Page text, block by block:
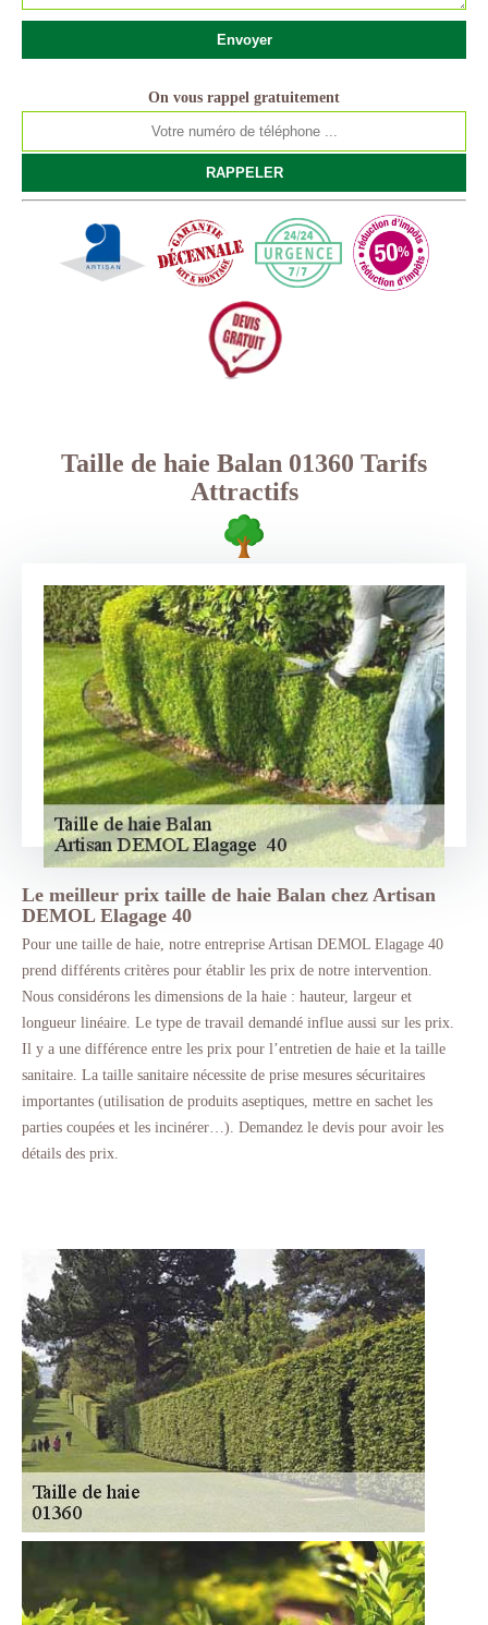
On vous rappel gratuitement
Taille de haie Balan 01360 Tarifs
Attractifs
Le meilleur prix taille de haie Balan chez Artisan
DEMOL Elagage 40
Pour une taille de haie, notre entreprise Artisan DEMOL Elagage 40
prend différents critères pour établir les prix de notre intervention.
Nous considérons les dimensions de la haie : hauteur, largeur et
longueur linéaire. Le type de travail demandé influe aussi sur les prix.
Il y a une différence entre les prix pour l’entretien de haie et la taille
sanitaire. La taille sanitaire nécessite de prise mesures sécuritaires
importantes (utilisation de produits aseptiques, mettre en sachet les
parties coupées et les incinérer…). Demandez le devis pour avoir les
détails des prix.